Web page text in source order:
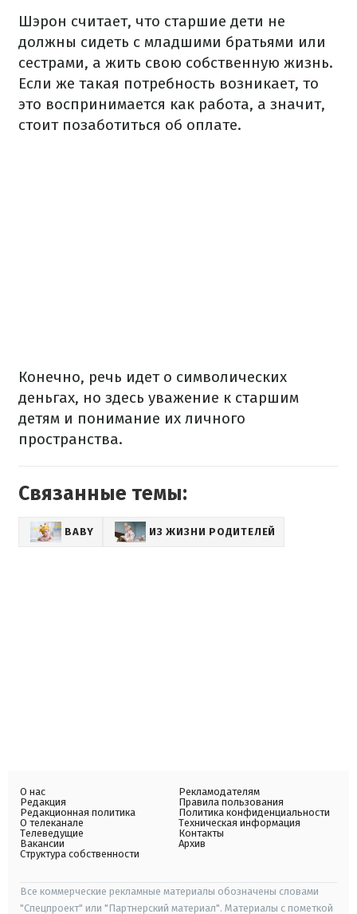
Шэрон считает, что старшие дети не
должны сидеть с младшими братьями или
сестрами, а жить свою собственную жизнь.
Если же такая потребность возникает, то
это воспринимается как работа, а значит,
стоит позаботиться об оплате.
Конечно, речь идет о символических
деньгах, но здесь уважение к старшим
детям и понимание их личного
пространства.
Связанные темы:
BABY ИЗ ЖИЗНИ РОДИТЕЛЕЙ
О нас
Редакция
Редакционная политика
О телеканале
Телеведущие
Вакансии
Структура собственности
Рекламодателям
Правила пользования
Политика конфиденциальности
Техническая информация
Контакты
Архив
Все коммерческие рекламные материалы обозначены словами
"Спецпроект" или "Партнерский материал". Материалы с пометкой